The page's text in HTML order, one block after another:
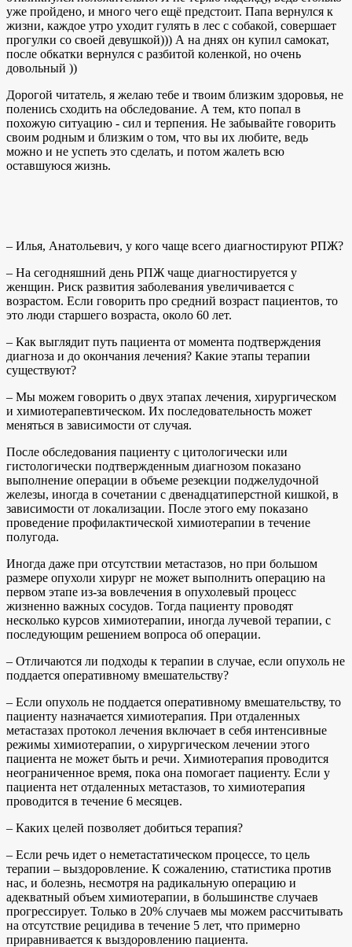
уже пройдено, и много чего ещё предстоит. Папа вернулся к
жизни, каждое утро уходит гулять в лес с собакой, совершает
прогулки со своей девушкой))) А на днях он купил самокат,
после обкатки вернулся с разбитой коленкой, но очень
довольный ))
Дорогой читатель, я желаю тебе и твоим близким здоровья, не
поленись сходить на обследование. А тем, кто попал в
похожую ситуацию - сил и терпения. Не забывайте говорить
своим родным и близким о том, что вы их любите, ведь
можно и не успеть это сделать, и потом жалеть всю
оставшуюся жизнь.
– Илья, Анатольевич, у кого чаще всего диагностируют РПЖ?
– На сегодняшний день РПЖ чаще диагностируется у
женщин. Риск развития заболевания увеличивается с
возрастом. Если говорить про средний возраст пациентов, то
это люди старшего возраста, около 60 лет.
– Как выглядит путь пациента от момента подтверждения
диагноза и до окончания лечения? Какие этапы терапии
существуют?
– Мы можем говорить о двух этапах лечения, хирургическом
и химиотерапевтическом. Их последовательность может
меняться в зависимости от случая.
После обследования пациенту с цитологически или
гистологически подтвержденным диагнозом показано
выполнение операции в объеме резекции поджелудочной
железы, иногда в сочетании с двенадцатиперстной кишкой, в
зависимости от локализации. После этого ему показано
проведение профилактической химиотерапии в течение
полугода.
Иногда даже при отсутствии метастазов, но при большом
размере опухоли хирург не может выполнить операцию на
первом этапе из-за вовлечения в опухолевый процесс
жизненно важных сосудов. Тогда пациенту проводят
несколько курсов химиотерапии, иногда лучевой терапии, с
последующим решением вопроса об операции.
– Отличаются ли подходы к терапии в случае, если опухоль не
поддается оперативному вмешательству?
– Если опухоль не поддается оперативному вмешательству, то
пациенту назначается химиотерапия. При отдаленных
метастазах протокол лечения включает в себя интенсивные
режимы химиотерапии, о хирургическом лечении этого
пациента не может быть и речи. Химиотерапия проводится
неограниченное время, пока она помогает пациенту. Если у
пациента нет отдаленных метастазов, то химиотерапия
проводится в течение 6 месяцев.
– Каких целей позволяет добиться терапия?
– Если речь идет о неметастатическом процессе, то цель
терапии – выздоровление. К сожалению, статистика против
нас, и болезнь, несмотря на радикальную операцию и
адекватный объем химиотерапии, в большинстве случаев
прогрессирует. Только в 20% случаев мы можем рассчитывать
на отсутствие рецидива в течение 5 лет, что примерно
приравнивается к выздоровлению пациента.